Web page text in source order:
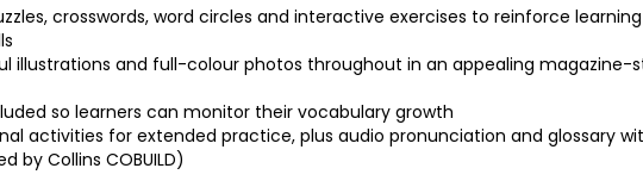
crosswords, word circles and interactive exercises to reinforce
illustrations and full-colour photos throughout in an appealing magazine-
so learners can monitor their vocabulary growth
activities for extended practice, plus audio pronunciation and glossary
by Collins COBUILD)